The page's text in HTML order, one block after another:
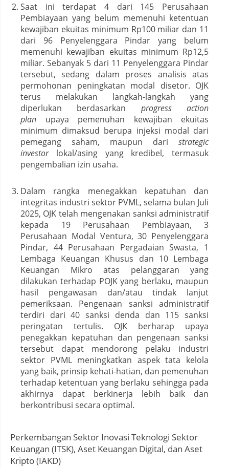
Saat ini terdapat 4 dari 145 Perusahaan
Pembiayaan yang belum memenuhi ketentuan
kewajiban ekuitas minimum Rp100 miliar dan 11
dari 96 Penyelenggara Pindar yang belum
memenuhi kewajiban ekuitas minimum Rp12,5
miliar. Sebanyak 5 dari 11 Penyelenggara Pindar
tersebut, sedang dalam proses analisis atas
permohonan peningkatan modal disetor. OJK
terus melakukan langkah-langkah yang
diperlukan berdasarkan progress action
plan upaya pemenuhan kewajiban ekuitas
minimum dimaksud berupa injeksi modal dari
pemegang saham, maupun dari strategic
investorlokal/asing yang kredibel, termasuk
pengembalian izin usaha.
Dalam rangka menegakkan kepatuhan dan
integritas industri sektor PVML, selama bulan Juli
2025, OJK telah mengenakan sanksi administratif
kepada 19 Perusahaan Pembiayaan, 3
Perusahaan Modal Ventura, 30 Penyelenggara
Pindar, 44 Perusahaan Pergadaian Swasta, 1
Lembaga Keuangan Khusus dan 10 Lembaga
Keuangan Mikro atas pelanggaran yang
dilakukan terhadap POJK yang berlaku, maupun
hasil pengawasan dan/atau tindak lanjut
pemeriksaan. Pengenaan sanksi administratif
terdiri dari 40 sanksi denda dan 115 sanksi
peringatan tertulis. OJK berharap upaya
penegakkan kepatuhan dan pengenaan sanksi
tersebut dapat mendorong pelaku industri
sektor PVML meningkatkan aspek tata kelola
yang baik, prinsip kehati-hatian, dan pemenuhan
terhadap ketentuan yang berlaku sehingga pada
akhirnya dapat berkinerja lebih baik dan
berkontribusi secara optimal.
Perkembangan Sektor Inovasi Teknologi Sektor
Keuangan (ITSK), Aset Keuangan Digital, dan Aset
Kripto (IAKD)